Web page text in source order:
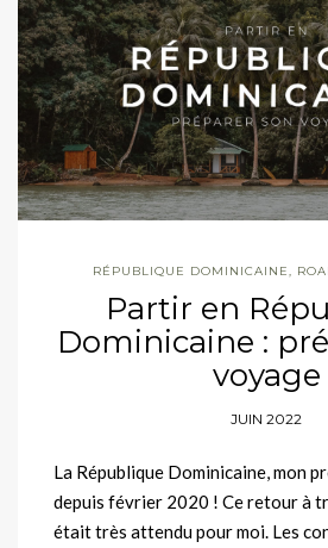
RÉPUBLIQUE DOMINICAINE
Partir en
Dominicaine :
voyage
JUIN 2022
La République Dominicaine, mon
depuis février 2020 ! Ce retour à
était très attendu pour moi. Les